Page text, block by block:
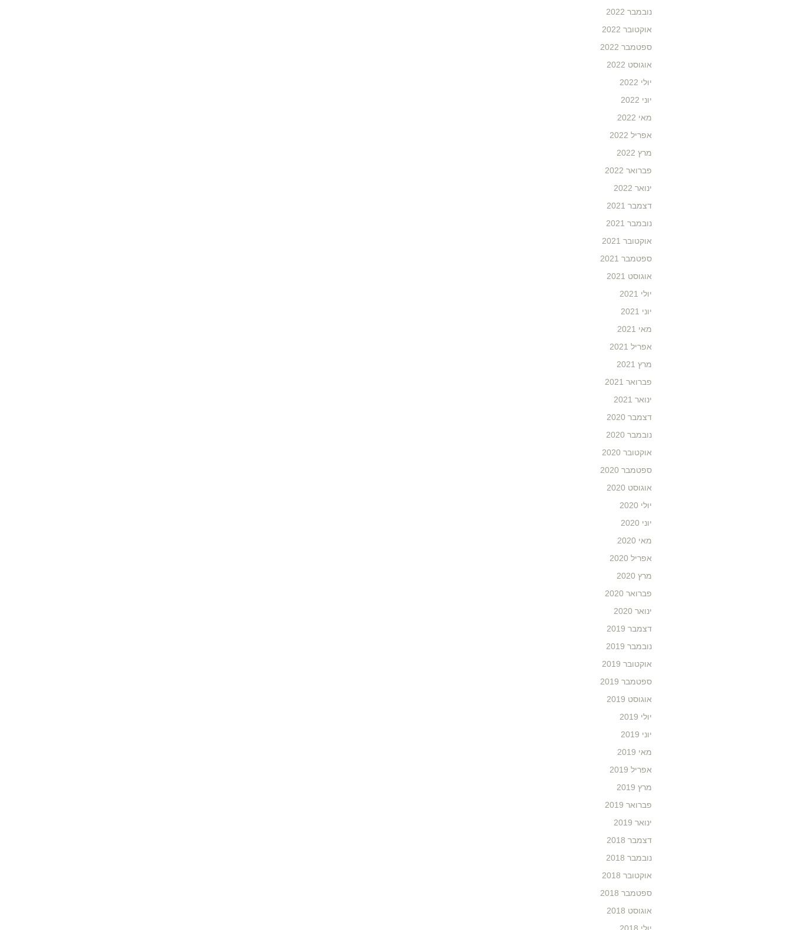
נובמבר 2022
אוקטובר 2022
ספטמבר 2022
אוגוסט 2022
יולי 2022
יוני 2022
מאי 2022
אפריל 2022
מרץ 2022
פברואר 2022
ינואר 2022
דצמבר 2021
נובמבר 2021
אוקטובר 2021
ספטמבר 2021
אוגוסט 2021
יולי 2021
יוני 2021
מאי 2021
אפריל 2021
מרץ 2021
פברואר 2021
ינואר 2021
דצמבר 2020
נובמבר 2020
אוקטובר 2020
ספטמבר 2020
אוגוסט 2020
יולי 2020
יוני 2020
מאי 2020
אפריל 2020
מרץ 2020
פברואר 2020
ינואר 2020
דצמבר 2019
נובמבר 2019
אוקטובר 2019
ספטמבר 2019
אוגוסט 2019
יולי 2019
יוני 2019
מאי 2019
אפריל 2019
מרץ 2019
פברואר 2019
ינואר 2019
דצמבר 2018
נובמבר 2018
אוקטובר 2018
ספטמבר 2018
אוגוסט 2018